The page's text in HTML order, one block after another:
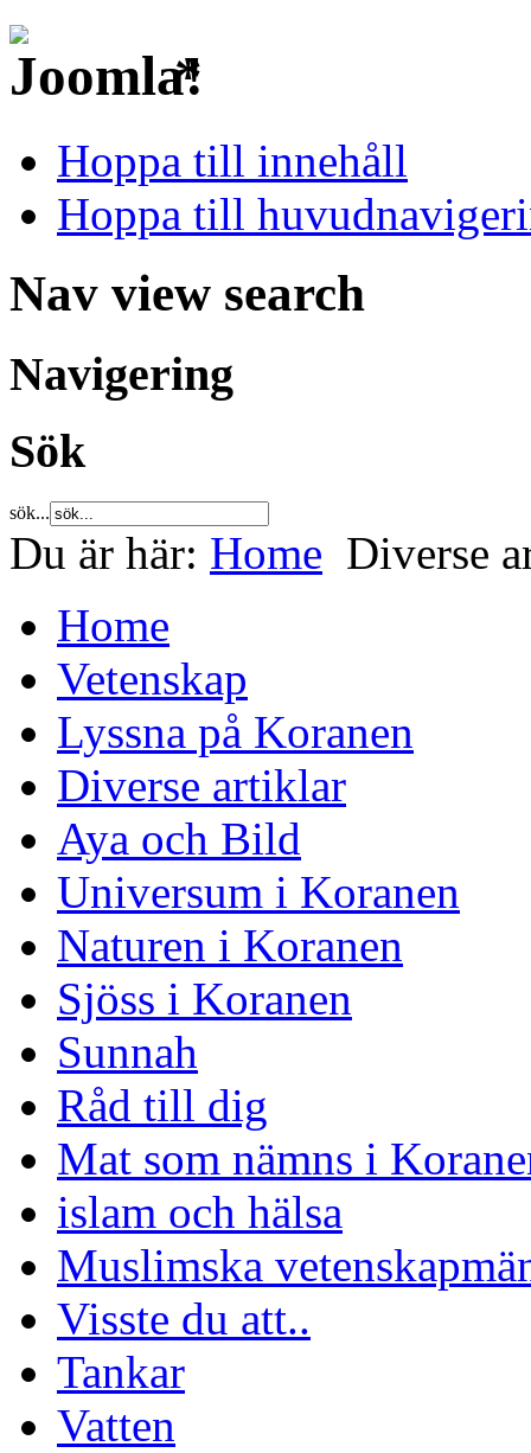
*
Hoppa till innehåll
Hoppa till
Nav view search
Navigering
Sök
sök...
Du är här: Home Diverse
Home
Vetenskap
Lyssna på Koranen
Diverse artiklar
Aya och Bild
Universum i Koranen
Naturen i Koranen
Sjöss i Koranen
Sunnah
Råd till dig
Mat som nämns i
islam och hälsa
Muslimska
Visste du att..
Tankar
Vatten